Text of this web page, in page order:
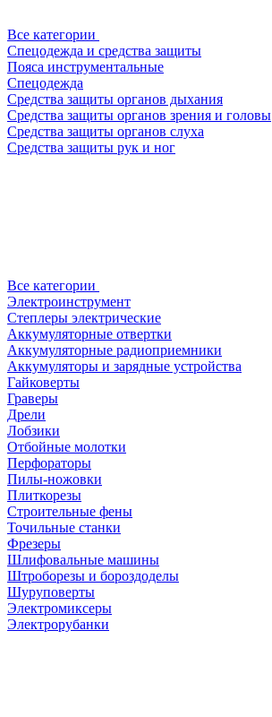
Все категории
Спецодежда и средства защиты
Пояса инструментальные
Спецодежда
Средства защиты органов дыхания
Средства защиты органов зрения и головы
Средства защиты органов слуха
Средства защиты рук и ног
Все категории
Электроинструмент
Степлеры электрические
Аккумуляторные отвертки
Аккумуляторные радиоприемники
Аккумуляторы и зарядные устройства
Гайковерты
Граверы
Дрели
Лобзики
Отбойные молотки
Перфораторы
Пилы-ножовки
Плиткорезы
Строительные фены
Точильные станки
Фрезеры
Шлифовальные машины
Штроборезы и бороздоделы
Шуруповерты
Электромиксеры
Электрорубанки